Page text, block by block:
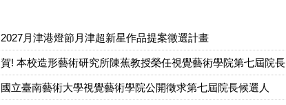
2027月津港燈節月津超新星作品提案徵選計畫
賀! 本校造形藝術研究所陳蕉教授榮任視覺藝術學院第七屆院長
國立臺南藝術大學視覺藝術學院公開徵求第七屆院長候選人